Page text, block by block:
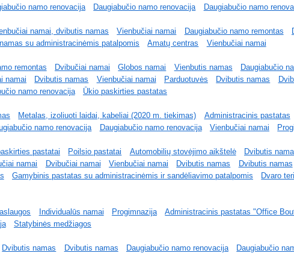
namo renovacija Daugiabučio namo renovacija Daugiabučio namo
namai, dvibutis namas Vienbučiai namai Daugiabučio namo remontas
su administracinėmis patalpomis Amatų centras Vienbučiai namai
remontas Dvibučiai namai Globos namai Vienbutis namas Daugiabučio
namai Dvibutis namas Vienbučiai namai Parduotuvės Dvibutis namas
namo renovacija Ūkio paskirties pastatas
Metalas, izoliuoti laidai, kabeliai (2020 m. tiekimas) Administracinis pastatas
namo renovacija Daugiabučio namo renovacija Vienbučiai namai
pastatai Poilsio pastatai Automobilių stovėjimo aikštelė Dvibutis
namai Dvibučiai namai Vienbučiai namai Dvibutis namas Dvibutis namas
Gamybinis pastatas su administracinėmis ir sandėliavimo patalpomis Dvaro
Individualūs namai Progimnazija Administracinis pastatas "Office
Statybinės medžiagos
Dvibutis namas Dvibutis namas Daugiabučio namo renovacija Daugiabučio